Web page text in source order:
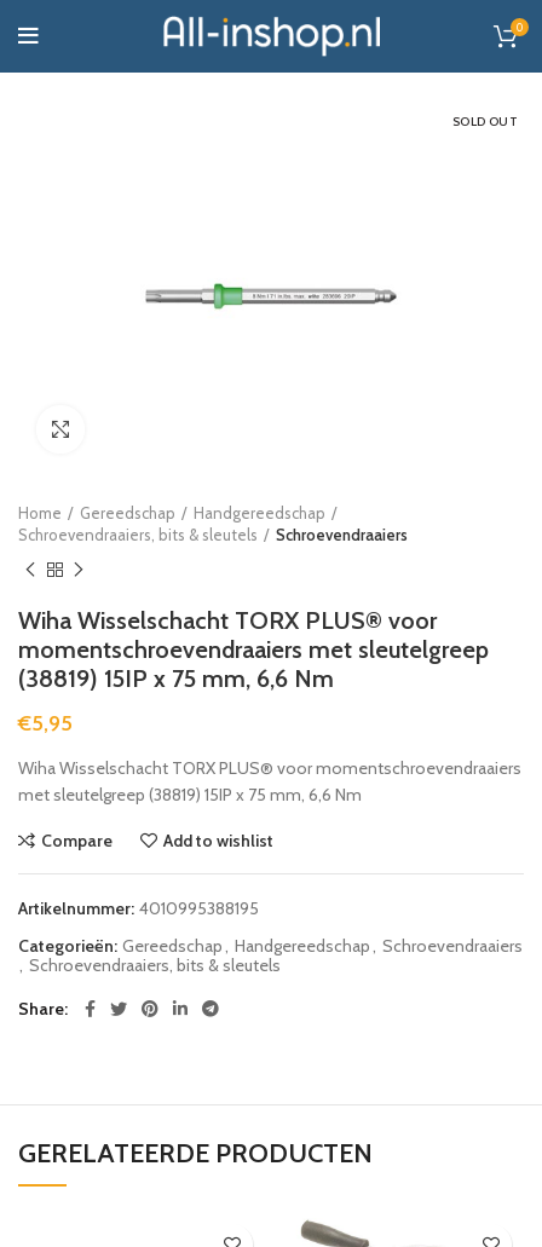
0
SOLD OUT
Home Gereedschap
Handgereedschap
Schroevendraaiers, bits & sleutels
Schroevendraaiers
Wiha Wisselschacht TORX PLUS® voor
momentschroevendraaiers met sleutelgreep
(38819) 15IP x 75 mm, 6,6 Nm
€5,95
Wiha Wisselschacht TORX PLUS® voor momentschroevendraaiers
met sleutelgreep (38819) 15IP x 75 mm, 6,6 Nm
Compare Add to wishlist
Artikelnummer: 4010995388195
Categorieën: Gereedschap Handgereedschap
Schroevendraaiers
Schroevendraaiers, bits & sleutels
Share
GERELATEERDE PRODUCTEN